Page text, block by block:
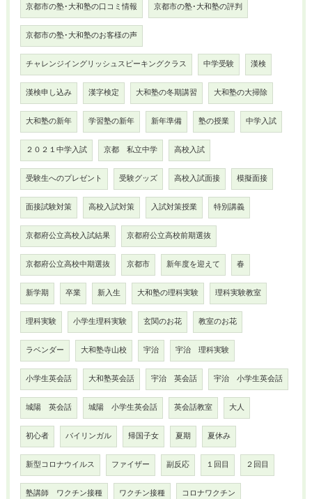
京都市の塾･大和塾の口コミ情報 京都市の塾･大和塾の評判
京都市の塾･大和塾のお客様の声
チャレンジイングリッシュスピーキングクラス 中学受験 漢検
漢検申し込み 漢字検定 大和塾の冬期講習 大和塾の大掃除
大和塾の新年 学習塾の新年 新年準備 塾の授業 中学入試
２０２１中学入試 京都 私立中学 高校入試
受験生へのプレゼント 受験グッズ 高校入試面接 模擬面接
面接試験対策 高校入試対策 入試対策授業 特別講義
京都府公立高校入試結果 京都府公立高校前期選抜
京都府公立高校中期選抜 京都市 新年度を迎えて 春
新学期 卒業 新入生 大和塾の理科実験 理科実験教室
理科実験 小学生理科実験 玄関のお花 教室のお花
ラベンダー 大和塾寺山校 宇治 宇治 理科実験
小学生英会話 大和塾英会話 宇治 英会話 宇治 小学生英会話
城陽 英会話 城陽 小学生英会話 英会話教室 大人
初心者 バイリンガル 帰国子女 夏期 夏休み
新型コロナウイルス ファイザー 副反応 １回目 ２回目
塾講師 ワクチン接種 ワクチン接種 コロナワクチン